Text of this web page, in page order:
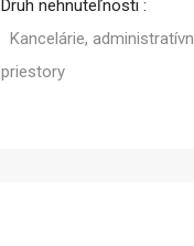
Druh nehnuteľnosti :
Kancelárie,
priestory